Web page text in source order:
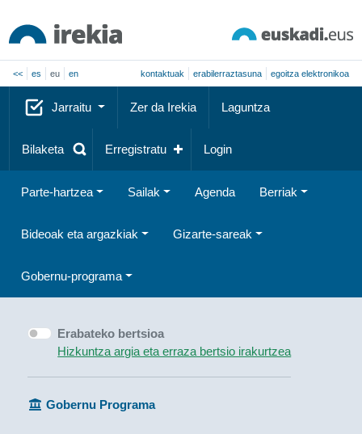
<< es eu en kontaktuak erabilerraztasuna egoitza elektronikoa
Jarraitu Zer da Irekia Laguntza
Bilaketa Erregistratu Login
Parte-hartzea Sailak Agenda Berriak
Bideoak eta argazkiak Gizarte-sareak
Gobernu-programa
Erabateko bertsioa
Hizkuntza argia eta erraza bertsio irakurtzea
Gobernu Programa